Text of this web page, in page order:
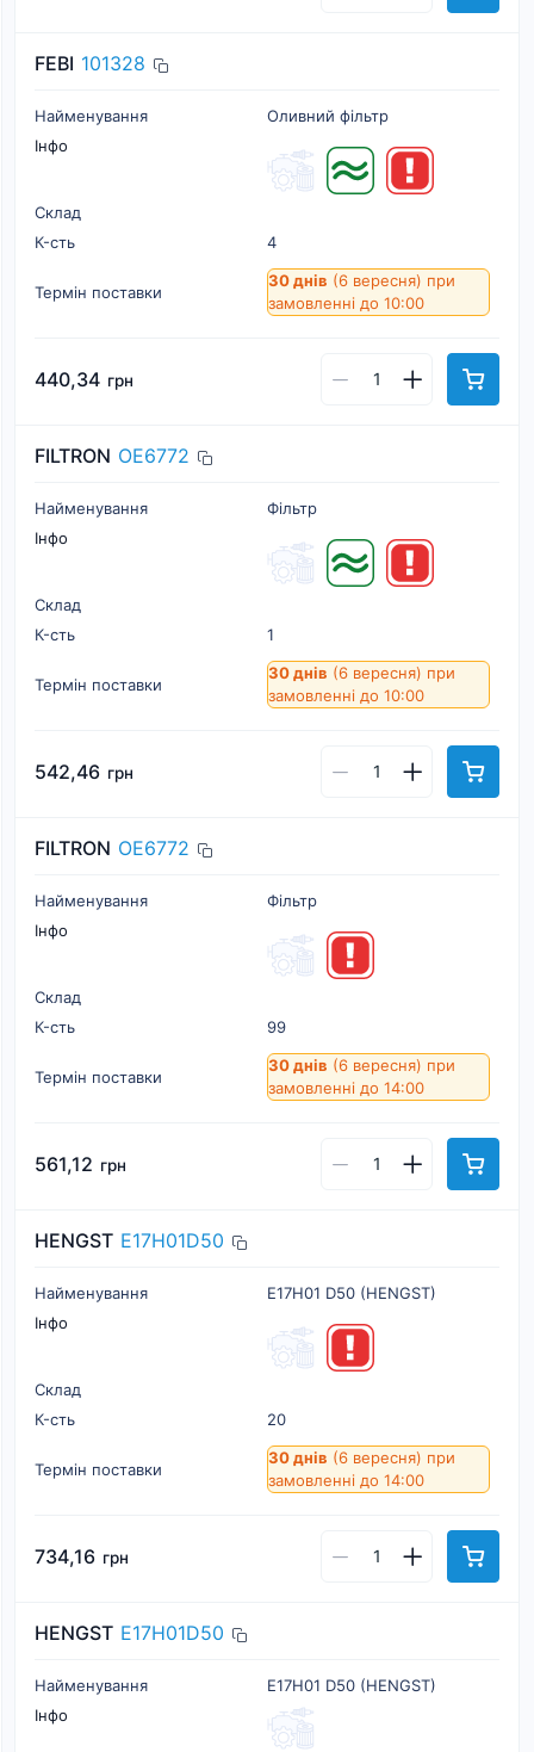
FEBI 101328
Найменування
Оливний фільтр
Інфо
Склад
К-cть
4
Термін поставки
30 днів (6 вересня) при
замовленні до 10:00
440,34 грн
FILTRON OE6772
Найменування
Фільтр
Інфо
Склад
К-cть
1
Термін поставки
30 днів (6 вересня) при
замовленні до 10:00
542,46 грн
FILTRON OE6772
Найменування
Фільтр
Інфо
Склад
К-cть
99
Термін поставки
30 днів (6 вересня) при
замовленні до 14:00
561,12 грн
HENGST E17H01D50
Найменування
E17H01 D50 (HENGST)
Інфо
Склад
К-cть
20
Термін поставки
30 днів (6 вересня) при
замовленні до 14:00
734,16 грн
HENGST E17H01D50
Найменування
E17H01 D50 (HENGST)
Інфо